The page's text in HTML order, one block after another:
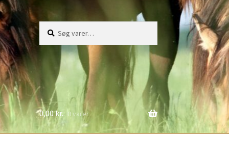
efter:
0,00kr. 0 varer